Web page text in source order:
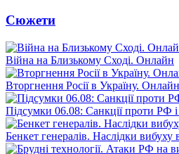
Сюжети
Війна на Близькому Сході. Онлайн
Вторгнення Росії в Україну. Онлайн
Підсумки 06.08: Санкції проти РФ
Бенкет генералів. Наслідки вибуху